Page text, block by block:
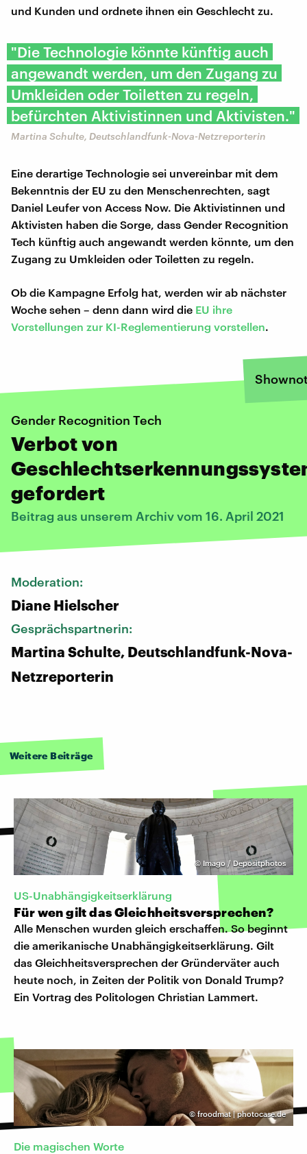
und Kunden und ordnete ihnen ein Geschlecht zu.
"Die Technologie könnte künftig auch
angewandt werden, um den Zugang zu
Umkleiden oder Toiletten zu regeln,
befürchten Aktivistinnen und Aktivisten."
Martina Schulte, Deutschlandfunk-Nova-Netzreporterin
Eine derartige Technologie sei unvereinbar mit dem
Bekenntnis der EU zu den Menschenrechten, sagt
Daniel Leufer von Access Now. Die Aktivistinnen und
Aktivisten haben die Sorge, dass Gender Recognition
Tech künftig auch angewandt werden könnte, um den
Zugang zu Umkleiden oder Toiletten zu regeln.
Ob die Kampagne Erfolg hat, werden wir ab nächster
Woche sehen – denn dann wird die EU ihre
Vorstellungen zur KI-Reglementierung vorstellen.
Gender Recognition Tech
Verbot von
gefordert
Beitrag aus unserem Archiv vom 16. April 2021
Moderation:
Diane Hielscher
Gesprächspartnerin:
Martina Schulte, Deutschlandfunk-Nova-
Netzreporterin
Weitere Beiträge
© Imago / Depositphotos
US-Unabhängigkeitserklärung
Für wen gilt das Gleichheitsversprechen?
Alle Menschen wurden gleich erschaffen. So beginnt
die amerikanische Unabhängigkeitserklärung. Gilt
das Gleichheitsversprechen der Gründerväter auch
heute noch, in Zeiten der Politik von Donald Trump?
Ein Vortrag des Politologen Christian Lammert.
©froodmat | photocase.de
Die magischen Worte